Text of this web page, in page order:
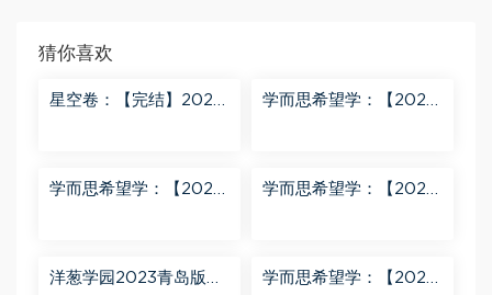
猜你喜欢
星空卷：【完结】2023
学而思希望学：【2023
学而思希望学：【2023
学而思希望学：【2023
洋葱学园2023青岛版五
学而思希望学：【2023